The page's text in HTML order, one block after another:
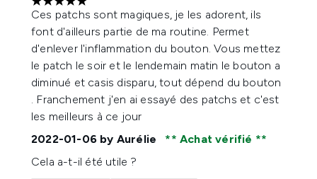
5 étoiles sur un maximum de 5
Ces patchs sont magiques, je les adorent, ils
font d'ailleurs partie de ma routine. Permet
d'enlever l'inflammation du bouton. Vous mettez
le patch le soir et le lendemain matin le bouton a
diminué et casis disparu, tout dépend du bouton
. Franchement j'en ai essayé des patchs et c'est
les meilleurs à ce jour
2022-01-06 by Aurélie
Achat vérifié
Cela a-t-il été utile ?